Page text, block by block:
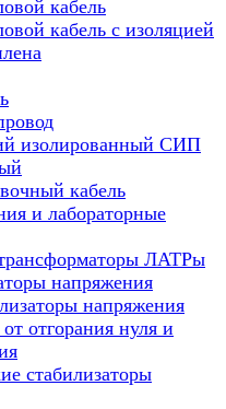
кабель
кабель с изоляцией
изолированный СИП
кабель
и лабораторные
ЛАТРы
напряжения
напряжения
отгорания нуля и
стабилизаторы